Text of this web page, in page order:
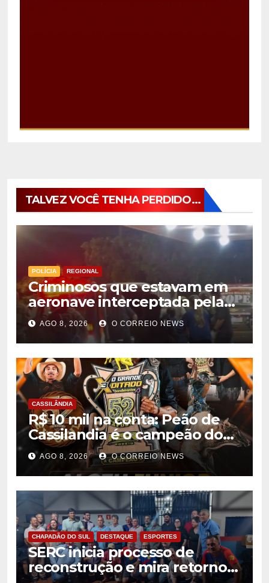
TALVEZ VOCÊ TENHA PERDIDO...
POLÍCIA REGIONAL
Criminosos que estavam em
aeronave interceptada pela
FAB em MS morrem durante
confronto com o Bope
AGO 8, 2026 O CORREIO NEWS
CASSILÂNDIA
R$ 10 mil na conta: Peão de
Cassilandia é o campeão do
desafio “O Grande Ditado
Bandeirantes” em
Rondonópolis
AGO 8, 2026 O CORREIO NEWS
CHAPADÃO DO SUL DESTAQUE ESPORTES
SERC inicia processo de
reconstrução e mira retorno